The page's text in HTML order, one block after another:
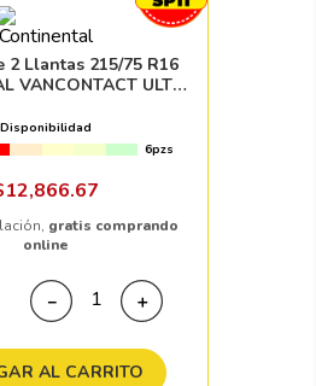
2 Llantas 215/75 R16
VANCONTACT ULTRA
Disponibilidad
6pzs
12,866.67
gratis comprando
online
＋
－
AL CARRITO